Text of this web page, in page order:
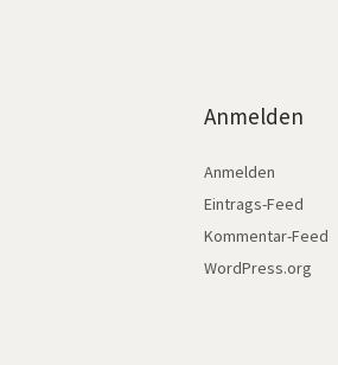
Anmelden
Anmelden
Eintrags-Feed
Kommentar-Feed
WordPress.org